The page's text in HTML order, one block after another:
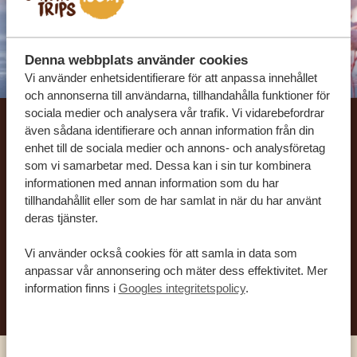
Denna webbplats använder cookies
Vi använder enhetsidentifierare för att anpassa innehållet
och annonserna till användarna, tillhandahålla funktioner för
sociala medier och analysera vår trafik. Vi vidarebefordrar
även sådana identifierare och annan information från din
enhet till de sociala medier och annons- och analysföretag
som vi samarbetar med. Dessa kan i sin tur kombinera
informationen med annan information som du har
tillhandahållit eller som de har samlat in när du har använt
deras tjänster.
Vi använder också cookies för att samla in data som
anpassar vår annonsering och mäter dess effektivitet. Mer
information finns i Googles integritetspolicy.
Låt oss skräddarsy din
drömresa
FÅ ETT KOSTNADSFRITT RESEFÖRSLAG
BÖRJA PLANERA DIN DRÖMRESA